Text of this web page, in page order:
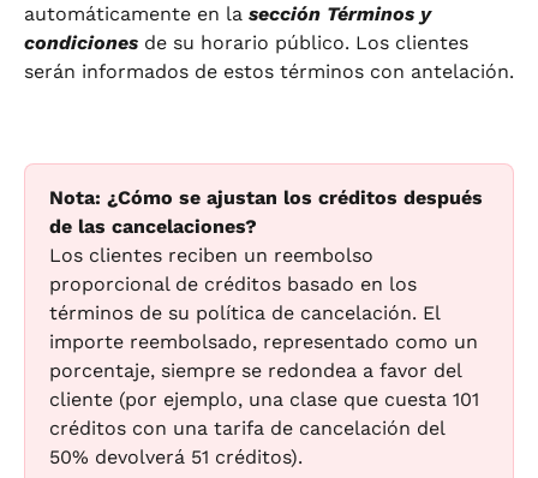
automáticamente en la sección Términos y
condiciones de su horario público. Los clientes
serán informados de estos términos con antelación.
Nota: ¿Cómo se ajustan los créditos después
de las cancelaciones?
Los clientes reciben un reembolso
proporcional de créditos basado en los
términos de su política de cancelación. El
importe reembolsado, representado como un
porcentaje, siempre se redondea a favor del
cliente (por ejemplo, una clase que cuesta 101
créditos con una tarifa de cancelación del
50% devolverá 51 créditos).